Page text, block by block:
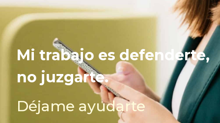
Mi trabajo es defenderte,
no juzgarte.
Déjame ayudarte